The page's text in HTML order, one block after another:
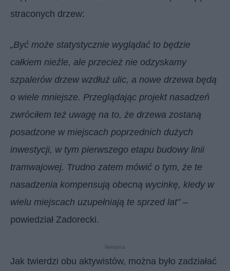
straconych drzew:
„Być może statystycznie wyglądać to będzie
całkiem nieźle, ale przecież nie odzyskamy
szpalerów drzew wzdłuż ulic, a nowe drzewa będą
o wiele mniejsze. Przeglądając projekt nasadzeń
zwróciłem też uwagę na to, że drzewa zostaną
posadzone w miejscach poprzednich dużych
inwestycji, w tym pierwszego etapu budowy linii
tramwajowej. Trudno zatem mówić o tym, że te
nasadzenia kompensują obecną wycinkę, kiedy w
wielu miejscach uzupełniają te sprzed lat”–
powiedział Zadorecki.
Reklama
Jak twierdzi obu aktywistów, można było zadziałać